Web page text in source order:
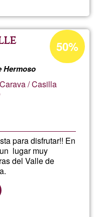
Hermoso
/ Casilla
para disfrutar!! En
lugar muy
del Valle de
Acceptance
percentage
Ğ1
50%